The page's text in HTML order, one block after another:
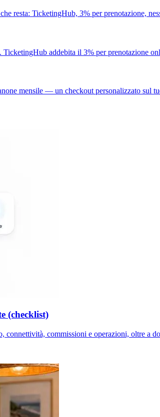
resta: TicketingHub, 3% per prenotazione,
addebita il 3% per prenotazione
mensile — un checkout personalizzato sul
(checklist)
commissioni e operazioni, oltre a